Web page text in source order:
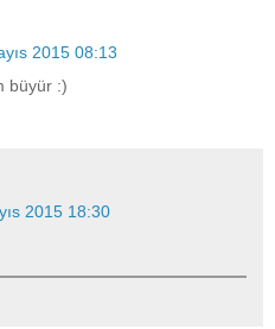
2015 08:13
büyür :)
2015 18:30